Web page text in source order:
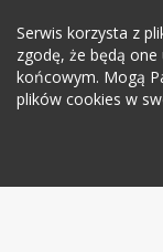
Serwis korzysta z
zgodę, że będą
końcowym. Mogą
plików cookies w